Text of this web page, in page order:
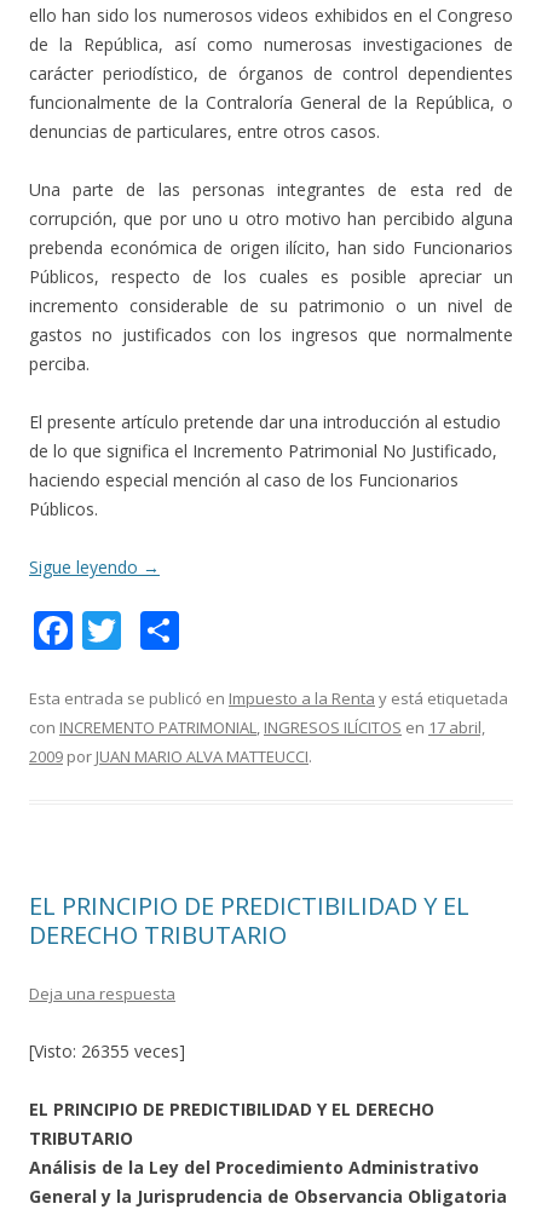
ello han sido los numerosos videos exhibidos en el Congreso
de la República, así como numerosas investigaciones de
carácter periodístico, de órganos de control dependientes
funcionalmente de la Contraloría General de la República, o
denuncias de particulares, entre otros casos.
Una parte de las personas integrantes de esta red de
corrupción, que por uno u otro motivo han percibido alguna
prebenda económica de origen ilícito, han sido Funcionarios
Públicos, respecto de los cuales es posible apreciar un
incremento considerable de su patrimonio o un nivel de
gastos no justificados con los ingresos que normalmente
perciba.
El presente artículo pretende dar una introducción al estudio
de lo que significa el Incremento Patrimonial No Justificado,
haciendo especial mención al caso de los Funcionarios
Públicos.
Sigue leyendo →
F
e
b
T
itt
er
m
p
Esta entrada se publicó en Impuesto a la Renta y está etiquetada
con INCREMENTO PATRIMONIAL, INGRESOS ILÍCITOS en 17 abril,
2009 por JUAN MARIO ALVA MATTEUCCI.
EL PRINCIPIO DE PREDICTIBILIDAD Y EL
DERECHO TRIBUTARIO
Deja una respuesta
[Visto: 26355 veces]
EL PRINCIPIO DE PREDICTIBILIDAD Y EL DERECHO
TRIBUTARIO
Análisis de la Ley del Procedimiento Administrativo
General y la Jurisprudencia de Observancia Obligatoria